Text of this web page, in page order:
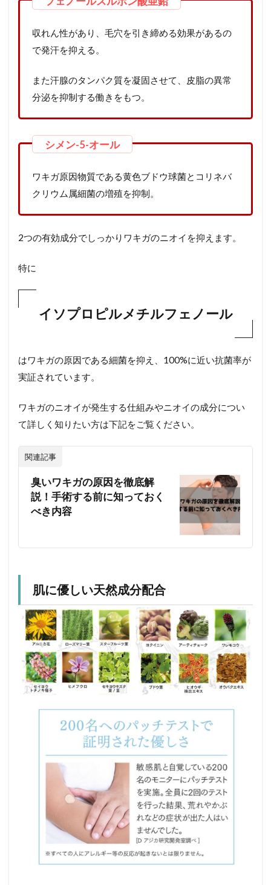
収れん性があり、毛穴を引き締める効果があるの
で発汗を抑える。
また汗腺のタンパク質を凝固させて、皮脂の異常
分泌を抑制する働きをもつ。
ワキガ原因物質である黄色ブドウ球菌とコリネバ
クリウム属細菌の増殖を抑制。
2つの有効成分でしっかりワキガのニオイを抑えます。
特に
イソプロピルメチルフェノール
はワキガの原因である細菌を抑え、100%に近い抗菌率が
実証されています。
ワキガのニオイが発生する仕組みやニオイの成分につい
て詳しく知りたい方は下記をご覧ください。
関連記事
臭いワキガの原因を徹底解
説！手術する前に知っておく
べき内容
肌に優しい天然成分配合